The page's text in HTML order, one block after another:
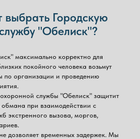
выбрать Городскую
"Обелиск"?
максимально корректно для
покойного человека возьмут
по организации и проведению
службы "Обелиск" защитит
при взаимодействии с
экстренного вызова, моргов,
дозволяет временных задержек. Мы